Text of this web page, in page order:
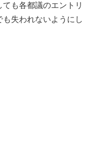
も各都議のエントリ
失われないようにし